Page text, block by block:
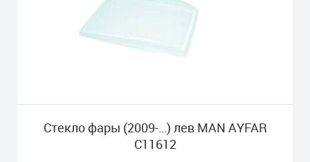
Стекло фары (2009-…) лев MAN AYFAR
C11612